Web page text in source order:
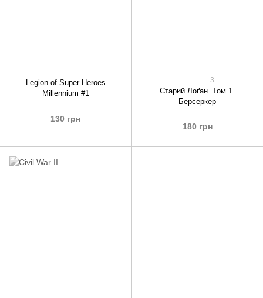
Legion of Super Heroes
Millennium #1
130 грн
3
Старий Лоґан. Том 1.
Берсеркер
180 грн